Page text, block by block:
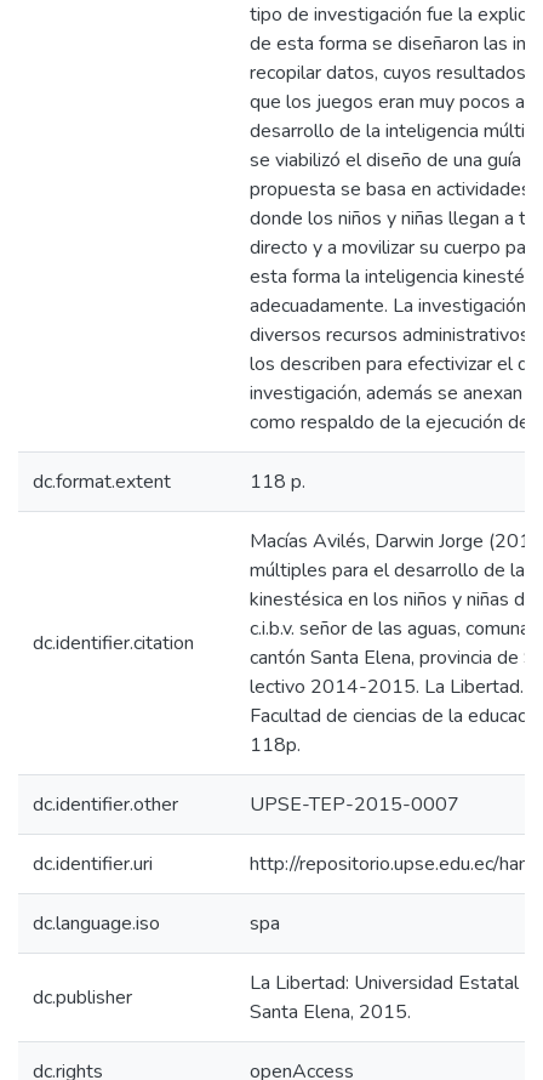
tipo de investigación fue la
de esta forma se diseñaron las
recopilar datos, cuyos resultados
que los juegos eran muy pocos
desarrollo de la inteligencia
se viabilizó el diseño de una guía
propuesta se basa en actividades
donde los niños y niñas llegan a
directo y a movilizar su cuerpo
esta forma la inteligencia
adecuadamente. La investigación
diversos recursos administrativos,
los describen para efectivizar el
investigación, además se anexan
como respaldo de la ejecución del
dc.format.extent 118 p.
dc.identifier.citation
Macías Avilés, Darwin Jorge
múltiples para el desarrollo de la
kinestésica en los niños y niñas
c.i.b.v. señor de las aguas, comuna
cantón Santa Elena, provincia de
lectivo 2014-2015. La Libertad.
Facultad de ciencias de la
118p.
dc.identifier.other UPSE-TEP-2015-0007
dc.identifier.uri http://repositorio.upse.edu.ec/
dc.language.iso spa
dc.publisher
La Libertad: Universidad Estatal
Santa Elena, 2015.
dc.rights openAccess